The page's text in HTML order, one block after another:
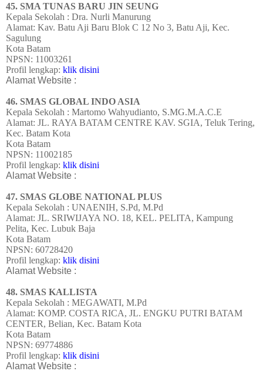
45. SMA TUNAS BARU JIN SEUNG
Kepala Sekolah : Dra. Nurli Manurung
Alamat: Kav. Batu Aji Baru Blok C 12 No 3, Batu Aji, Kec.
Sagulung
Kota Batam
NPSN: 11003261
Profil lengkap: klik disini
Alamat Website :
46. SMAS GLOBAL INDO ASIA
Kepala Sekolah : Martomo Wahyudianto, S.MG.M.A.C.E
Alamat: JL. RAYA BATAM CENTRE KAV. SGIA, Teluk Tering,
Kec. Batam Kota
Kota Batam
NPSN: 11002185
Profil lengkap: klik disini
Alamat Website :
47. SMAS GLOBE NATIONAL PLUS
Kepala Sekolah : UNAENIH, S.Pd, M.Pd
Alamat: JL. SRIWIJAYA NO. 18, KEL. PELITA, Kampung
Pelita, Kec. Lubuk Baja
Kota Batam
NPSN: 60728420
Profil lengkap: klik disini
Alamat Website :
48. SMAS KALLISTA
Kepala Sekolah : MEGAWATI, M.Pd
Alamat: KOMP. COSTA RICA, JL. ENGKU PUTRI BATAM
CENTER, Belian, Kec. Batam Kota
Kota Batam
NPSN: 69774886
Profil lengkap: klik disini
Alamat Website :